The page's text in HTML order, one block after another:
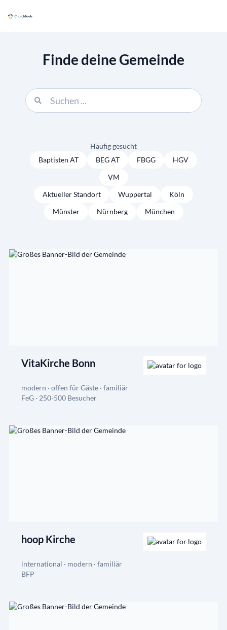
Finde deine Gemeinde
Häufig gesucht
Baptisten AT
BEG AT FBGG
HGV
VM
Aktueller Standort
Wuppertal
Köln
Münster
Nürnberg München
VitaKirche Bonn
modern · offen für Gäste · familiär
FeG · 250-500 Besucher
hoop Kirche
international · modern · familiär
BFP